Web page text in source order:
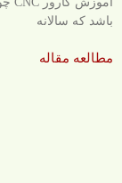
باشد که سالانه
مطالعه مقاله